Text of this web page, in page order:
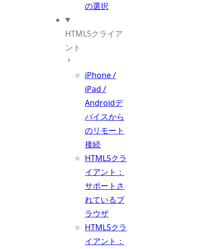
の選択
HTML5クライア
ント
iPhone /
iPad /
Androidデ
バイスから
のリモート
接続
HTML5クラ
イアント：
サポートさ
れているブ
ラウザ
HTML5クラ
イアント：